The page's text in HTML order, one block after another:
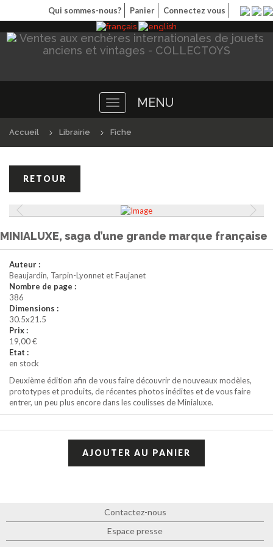
Qui sommes-nous? Panier Connectez vous
Toggle
navigation
MENU
Accueil Librairie Fiche
MINIALUXE, saga d’une grande marque française
Auteur :
Beaujardin, Tarpin-Lyonnet et Faujanet
Nombre de page :
386
Dimensions :
30.5x21.5
Prix :
19,00 €
Etat :
en stock
Deuxième édition afin de vous faire découvrir de nouveaux modèles,
prototypes et produits, de récentes photos inédites et de vous faire
entrer, un peu plus encore dans les coulisses de Minialuxe.
Contactez-nous
Espace presse